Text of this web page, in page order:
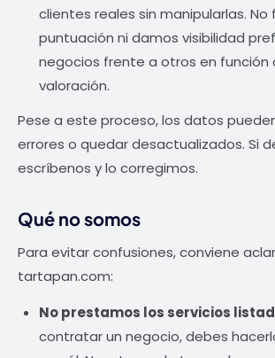
clientes reales sin manipularlas.
puntuación ni damos visibilidad
negocios frente a otros en función
valoración.
Pese a este proceso, los datos
errores o quedar desactualizados. Si
escríbenos y lo corregimos.
Qué no somos
Para evitar confusiones, conviene
tartapan.com:
No prestamos los servicios
contratar un negocio, debes